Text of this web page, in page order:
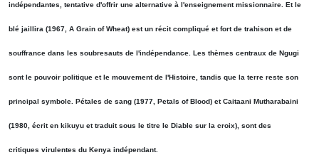
indépendantes, tentative d'offrir une alternative à l'enseignement missionnaire. Et le
blé jaillira (1967, A Grain of Wheat) est un récit compliqué et fort de trahison et de
souffrance dans les soubresauts de l'indépendance. Les thèmes centraux de Ngugi
sont le pouvoir politique et le mouvement de l'Histoire, tandis que la terre reste son
principal symbole. Pétales de sang (1977, Petals of Blood) et Caitaani Mutharabaini
(1980, écrit en kikuyu et traduit sous le titre le Diable sur la croix), sont des
critiques virulentes du Kenya indépendant.